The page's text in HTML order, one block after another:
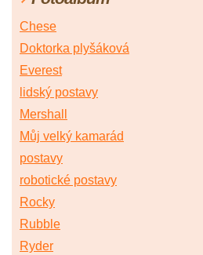
Chese
Doktorka plyšáková
Everest
lidský postavy
Mershall
Můj velký kamarád
postavy
robotické postavy
Rocky
Rubble
Ryder